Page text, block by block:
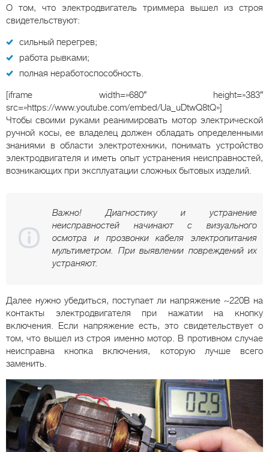
О том, что электродвигатель триммера вышел из строя
свидетельствуют:
сильный перегрев;
работа рывками;
полная неработоспособность.
[iframe width=»680″ height=»383″
src=»https://www.youtube.com/embed/Ua_uDtwQ8tQ»]
Чтобы своими руками реанимировать мотор электрической
ручной косы, ее владелец должен обладать определенными
знаниями в области электротехники, понимать устройство
электродвигателя и иметь опыт устранения неисправностей,
возникающих при эксплуатации сложных бытовых изделий.
Важно! Диагностику и устранение
неисправностей начинают с визуального
осмотра и прозвонки кабеля электропитания
мультиметром. При выявлении повреждений их
устраняют.
Далее нужно убедиться, поступает ли напряжение ~220В на
контакты электродвигателя при нажатии на кнопку
включения. Если напряжение есть, это свидетельствует о
том, что вышел из строя именно мотор. В противном случае
неисправна кнопка включения, которую лучше всего
заменить.